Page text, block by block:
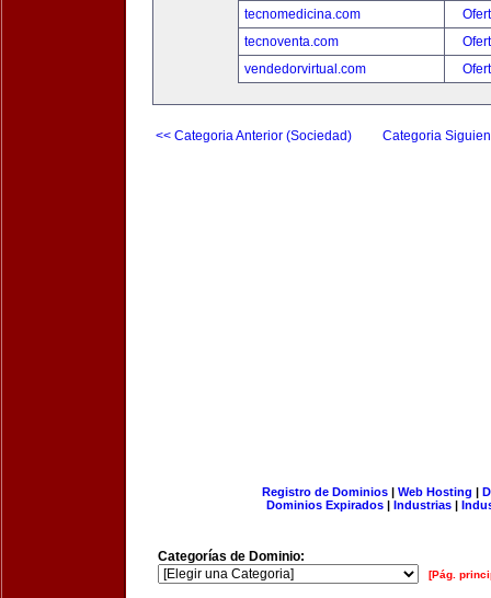
tecnomedicina.com
tecnoventa.com
vendedorvirtual.com
<< Categoria Anterior (Sociedad) Categoria
Registro de Dominios| Web Hosting |
Dominios Expirados | Industrias |
Categorías de Dominio:
[Pág.